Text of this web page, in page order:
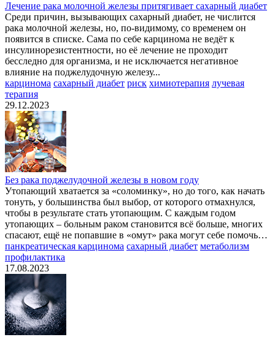
Лечение рака молочной железы притягивает сахарный диабет
Среди причин, вызывающих сахарный диабет, не числится
рака молочной железы, но, по-видимому, со временем он
появится в списке. Сама по себе карцинома не ведёт к
инсулинорезистентности, но её лечение не проходит
бесследно для организма, и не исключается негативное
влияние на поджелудочную железу...
карцинома сахарный диабет риск химиотерапия лучевая
терапия
29.12.2023
Без рака поджелудочной железы в новом году
Утопающий хватается за «соломинку», но до того, как начать
тонуть, у большинства был выбор, от которого отмахнулся,
чтобы в результате стать утопающим. С каждым годом
утопающих – больным раком становится всё больше, многих
спасают, ещё не попавшие в «омут» рака могут себе помочь…
панкреатическая карцинома сахарный диабет метаболизм
профилактика
17.08.2023